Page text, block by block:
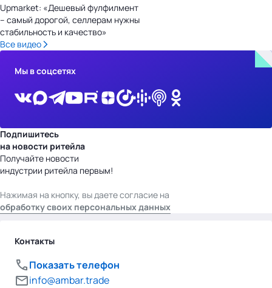
Upmarket: «Дешевый фулфилмент
– самый дорогой, селлерам нужны
стабильность и качество»
Все видео
Мы в соцсетях
Подпишитесь
на новости ритейла
Получайте новости
индустрии ритейла первым!
Нажимая на кнопку, вы даете согласие на
обработку своих персональных данных
Контакты
Показать телефон
info@ambar.trade